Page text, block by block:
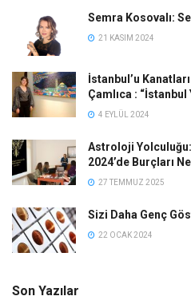
Semra Kosovalı:
21 KASIM 2024
İstanbul’u
Çamlıca : “İstanbul
4 EYLÜL 2024
Astroloji
2024’de Burçları
27 TEMMUZ 2025
Sizi Daha Genç
22 OCAK 2024
Son Yazılar